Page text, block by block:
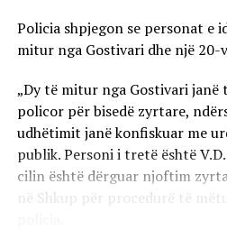
Policia shpjegon se personat e
mitur nga Gostivari dhe një 20-
„Dy të mitur nga Gostivari
policor për bisedë zyrtare,
udhëtimit janë konfiskuar me
publik. Personi i tretë është
cilin është dërguar njoftim
në Shkup për procedurë të